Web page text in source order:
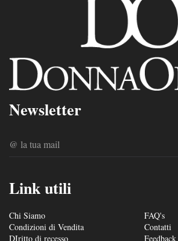
Newsletter
Link utili
Chi Siamo
Condizioni di Vendita
DIritto di recesso
FAQ's
Contatti
Feedback